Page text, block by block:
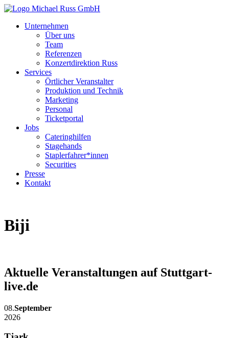
Unternehmen
Über uns
Team
Referenzen
Konzertdirektion Russ
Services
Örtlicher Veranstalter
Produktion und Technik
Marketing
Personal
Ticketportal
Jobs
Cateringhilfen
Stagehands
Staplerfahrer*innen
Securities
Presse
Kontakt
Biji
Aktuelle Veranstaltungen auf Stuttgart-
live.de
08.September
2026